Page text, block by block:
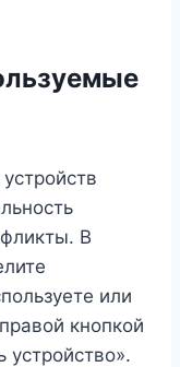
В
или
кнопкой